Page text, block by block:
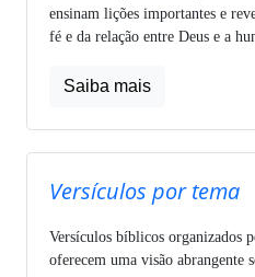
ensinam lições importantes e
fé e da relação entre Deus e a
Saiba mais
Versículos por tema
Versículos bíblicos organizados
oferecem uma visão abrangente